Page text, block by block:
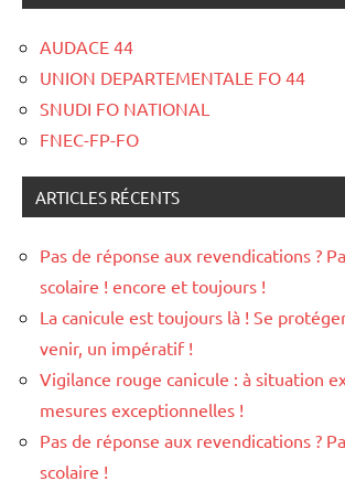
AUDACE 44
UNION DEPARTEMENTALE FO 44
SNUDI FO NATIONAL
FNEC-FP-FO
ARTICLES RÉCENTS
Pas de réponse aux revendications ?
scolaire ! encore et toujours !
La canicule est toujours là ! Se
venir, un impératif !
Vigilance rouge canicule : à situation
mesures exceptionnelles !
Pas de réponse aux revendications ?
scolaire !